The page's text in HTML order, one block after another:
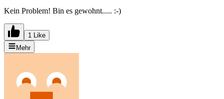
Kein Problem! Bin es gewohnt..... :-)
1 Like
Mehr